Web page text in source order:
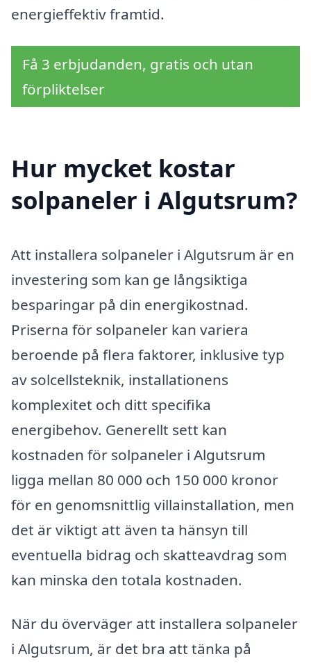
energieffektiv framtid.
Få 3 erbjudanden, gratis och utan
förpliktelser
Hur mycket kostar
solpaneler i Algutsrum?
Att installera solpaneler i Algutsrum är en
investering som kan ge långsiktiga
besparingar på din energikostnad.
Priserna för solpaneler kan variera
beroende på flera faktorer, inklusive typ
av solcellsteknik, installationens
komplexitet och ditt specifika
energibehov. Generellt sett kan
kostnaden för solpaneler i Algutsrum
ligga mellan 80 000 och 150 000 kronor
för en genomsnittlig villainstallation, men
det är viktigt att även ta hänsyn till
eventuella bidrag och skatteavdrag som
kan minska den totala kostnaden.
När du överväger att installera solpaneler
i Algutsrum, är det bra att tänka på